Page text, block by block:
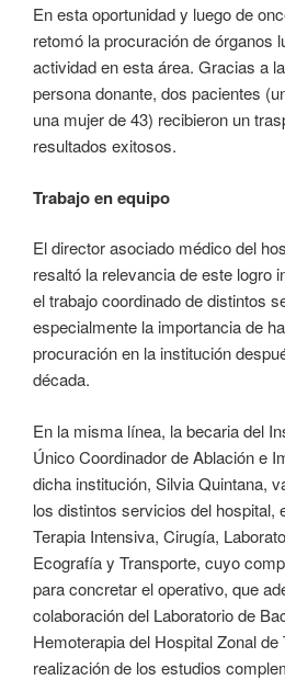
En esta oportunidad y luego de
retomó la procuración de órganos
actividad en esta área. Gracias a
persona donante, dos pacientes
una mujer de 43) recibieron un
resultados exitosos.
Trabajo en equipo
El director asociado médico del
resaltó la relevancia de este logro
el trabajo coordinado de distintos
especialmente la importancia de
procuración en la institución
década.
En la misma línea, la becaria del
Único Coordinador de Ablación e
dicha institución, Silvia Quintana,
los distintos servicios del hospital,
Terapia Intensiva, Cirugía,
Ecografía y Transporte, cuyo
para concretar el operativo, que
colaboración del Laboratorio de
Hemoterapia del Hospital Zonal de
realización de los estudios